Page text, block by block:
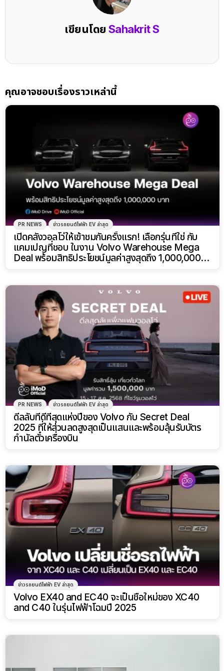
เขียนโดยSahakrit S
คุณอาจชอบเรื่องราวเหล่านี้
PR NEWS ข่าวรถยนต์ไฟฟ้า EV ล่าสุด
เปิดคลังวอลโว่ให้เข้าชมกันครั้งแรก! เลือกรุ่นที่ใช่ กับ
แคมเปญที่ชอบ ในงาน Volvo Warehouse Mega
Deal พร้อมสิทธิประโยชน์มูลค่าสูงสุดถึง 1,000,000
PR NEWS ข่าวรถยนต์ไฟฟ้า EV ล่าสุด
ดีลลับที่ดีที่สุดแห่งปีของ Volvo กับ Secret Deal
2025 ที่ให้ส่วนลดสูงสุดเป็นแสนและพร้อมลุ้นรับบัตร
กำนัลตั๋วเครื่องบิน
ข่าวรถยนต์ไฟฟ้า EV ล่าสุด
Volvo EX40 and EC40 จะเป็นชื่อใหม่ของ XC40
and C40 ในรุ่นไฟฟ้าโฉมปี 2025